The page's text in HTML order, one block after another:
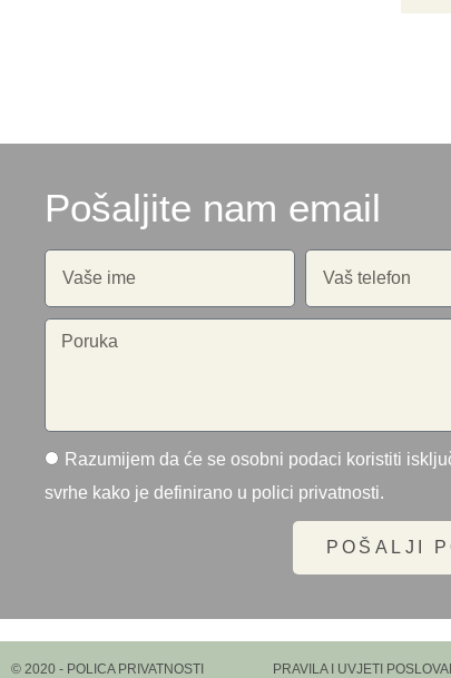
Pošaljite nam email
Razumijem da će se osobni podaci koristiti
svrhe kako je definirano u polici privatnosti.
POŠALJI
© 2020 - POLICA PRIVATNOSTI PRAVILA I UVJETI